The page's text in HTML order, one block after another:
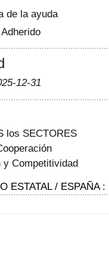
de la ayuda
12-31
los SECTORES
Competitividad
ESTATAL / ESPAÑA: